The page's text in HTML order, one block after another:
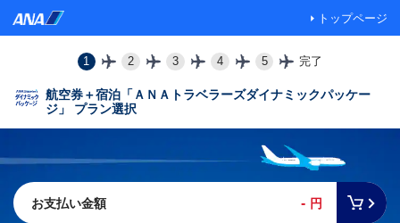
トップページ
1 2 3 4 5 完了
航空券＋宿泊「ＡＮＡトラベラーズダイナミックパッケー
ジ」 プラン選択
お支払い金額 - 円